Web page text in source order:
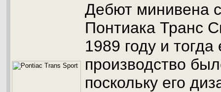
Дебют минивена
Понтиака Транс
1989 году и тогда
производство
поскольку его